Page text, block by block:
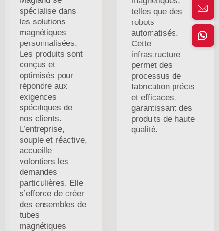
spécialise dans
les solutions
magnétiques
personnalisées.
Les produits sont
conçus et
optimisés pour
répondre aux
exigences
spécifiques de
nos clients.
L’entreprise,
souple et réactive,
accueille
volontiers les
demandes
particulières. Elle
s’efforce de créer
des ensembles de
tubes
magnétiques
telles que des
robots
automatisés.
Cette
infrastructure
permet des
processus de
fabrication précis
et efficaces,
garantissant des
produits de haute
qualité.